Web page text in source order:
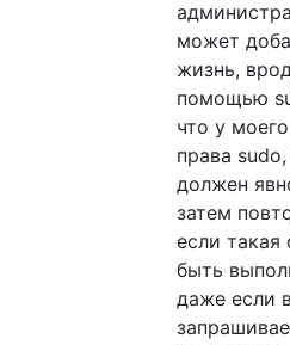
может
жизнь,
помощью
что у
права
должен
затем
если
быть
даже если